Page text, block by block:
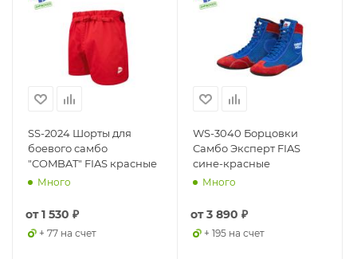
SS-2024 Шорты для
боевого самбо
"COMBAT" FIAS красные
Много
от1 530 ₽
+ 77 на счет
WS-3040 Борцовки
Самбо Эксперт FIAS
сине-красные
Много
от3 890 ₽
+ 195 на счет